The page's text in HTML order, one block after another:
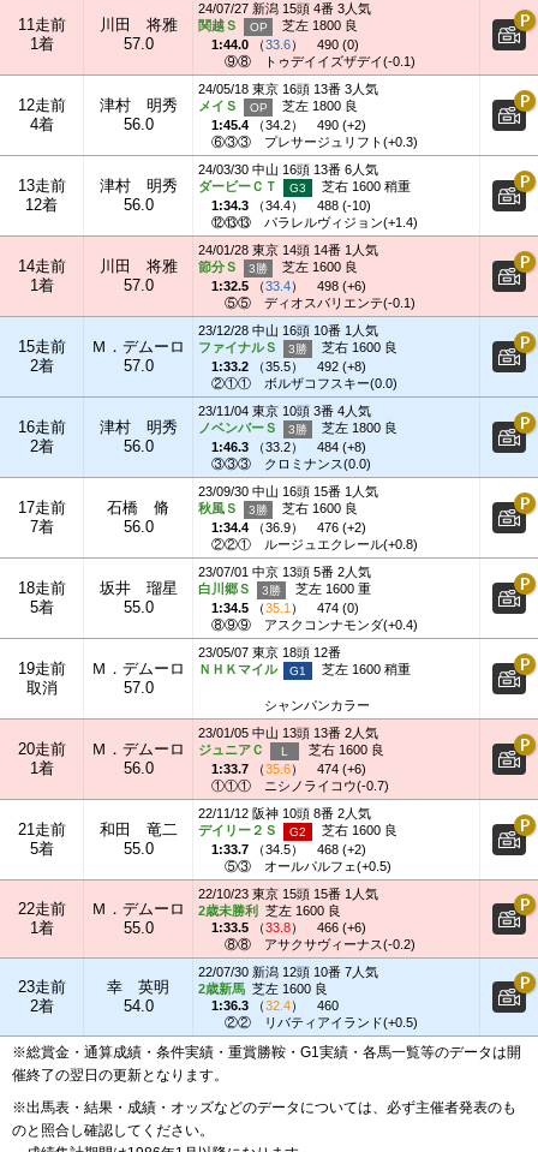
11走前
1着
川田 将雅
57.0
24/07/27 新潟 15頭 4番 3人気
関越Ｓ
芝左 1800 良
1:44.0 （33.6）
490 (0)
⑨⑧
トゥデイイズザデイ(-0.1)
12走前
4着
津村 明秀
56.0
24/05/18 東京 16頭 13番 3人気
メイＳ
芝左 1800 良
1:45.4 （34.2）
490 (+2)
⑥③③
プレサージュリフト(+0.3)
13走前
12着
津村 明秀
56.0
24/03/30 中山 16頭 13番 6人気
ダービーＣＴ
芝右 1600 稍重
1:34.3 （34.4）
488 (-10)
⑫⑬⑬
パラレルヴィジョン(+1.4)
14走前
1着
川田 将雅
57.0
24/01/28 東京 14頭 14番 1人気
節分Ｓ
芝左 1600 良
1:32.5 （33.4）
498 (+6)
⑤⑤
ディオスバリエンテ(-0.1)
15走前
2着
Ｍ．デムーロ
57.0
23/12/28 中山 16頭 10番 1人気
ファイナルＳ
芝右 1600 良
1:33.2 （35.5）
492 (+8)
②①①
ボルザコフスキー(0.0)
16走前
2着
津村 明秀
56.0
23/11/04 東京 10頭 3番 4人気
ノベンバーＳ
芝左 1800 良
1:46.3 （33.2）
484 (+8)
③③③
クロミナンス(0.0)
17走前
7着
石橋 脩
56.0
23/09/30 中山 16頭 15番 1人気
秋風Ｓ
芝右 1600 良
1:34.4 （36.9）
476 (+2)
②②①
ルージュエクレール(+0.8)
18走前
5着
坂井 瑠星
55.0
23/07/01 中京 13頭 5番 2人気
白川郷Ｓ
芝左 1600 重
1:34.5 （35.1 ）
474 (0)
⑧⑨⑨
アスクコンナモンダ(+0.4)
19走前
取消
Ｍ．デムーロ
57.0
23/05/07 東京 18頭 12番
ＮＨＫマイル
芝左 1600 稍重
シャンパンカラー
20走前
1着
Ｍ．デムーロ
56.0
23/01/05 中山 13頭 13番 2人気
ジュニアＣ
芝右 1600 良
1:33.7 （35.6）
474 (+6)
①①①
ニシノライコウ(-0.7)
21走前
5着
和田 竜二
55.0
22/11/12 阪神 10頭 8番 2人気
デイリー２Ｓ
芝右 1600 良
1:33.7 （34.5）
468 (+2)
⑤③
オールパルフェ(+0.5)
22走前
1着
Ｍ．デムーロ
55.0
22/10/23 東京 15頭 15番 1人気
2歳未勝利
芝左 1600 良
1:33.5 （33.8）
466 (+6)
⑧⑧
アサクサヴィーナス(-0.2)
23走前
2着
幸 英明
54.0
22/07/30 新潟 12頭 10番 7人気
2歳新馬 芝左 1600 良
1:36.3 （32.4）
460
②②
リバティアイランド(+0.5)
※総賞金・通算成績・条件実績・重賞勝鞍・G1実績・各馬一覧等のデータは開
催終了の翌日の更新となります。
※出馬表・結果・成績・オッズなどのデータについては、必ず主催者発表のも
のと照合し確認してください。